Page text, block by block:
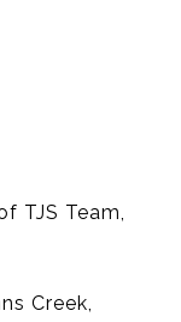
TJS Team,
Creek,